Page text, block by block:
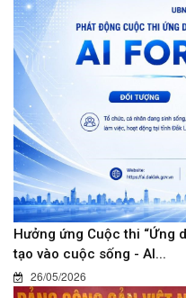
Hưởng ứng Cuộc thi “Ứng
tạo vào cuộc sống - AI...
26/05/2026